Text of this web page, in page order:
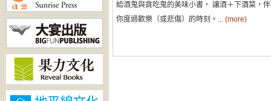
給酒鬼與貪吃鬼的美味小書， 讓酒＋下酒菜，伴
你度過歡樂（或悲傷）的時刻。... (more)